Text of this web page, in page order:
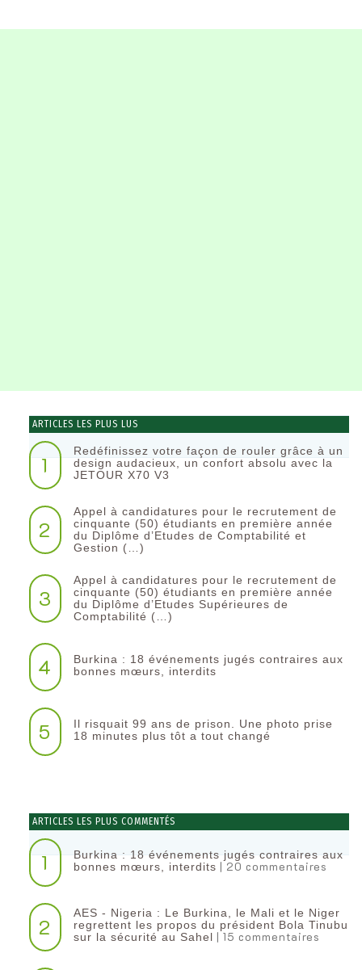
ARTICLES LES PLUS LUS
1
Redéfinissez votre façon de rouler grâce à un
design audacieux, un confort absolu avec la
JETOUR X70 V3
2
Appel à candidatures pour le recrutement de
cinquante (50) étudiants en première année
du Diplôme d’Etudes de Comptabilité et
Gestion (…)
3
Appel à candidatures pour le recrutement de
cinquante (50) étudiants en première année
du Diplôme d’Etudes Supérieures de
Comptabilité (…)
4
Burkina : 18 événements jugés contraires aux
bonnes mœurs, interdits
5
Il risquait 99 ans de prison. Une photo prise
18 minutes plus tôt a tout changé
ARTICLES LES PLUS COMMENTÉS
1
Burkina : 18 événements jugés contraires aux
bonnes mœurs, interdits | 20 commentaires
2
AES - Nigeria : Le Burkina, le Mali et le Niger
regrettent les propos du président Bola Tinubu
sur la sécurité au Sahel | 15 commentaires